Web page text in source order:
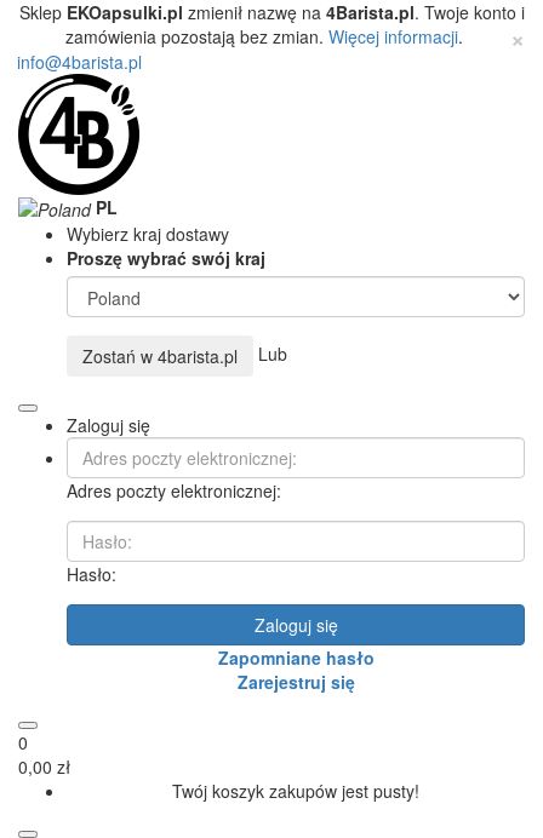
Sklep EKOapsulki.pl zmienił nazwę na 4Barista.pl. Twoje konto i
zamówienia pozostają bez zmian. Więcej informacji. ×
info@4barista.pl
PL
Wybierz kraj dostawy
Proszę wybrać swój kraj
Zostań w 4barista.pl Lub
Zaloguj się
Adres poczty elektronicznej:
Hasło:
Zaloguj się
Zapomniane hasło
Zarejestruj się
0
0,00 zł
Twój koszyk zakupów jest pusty!